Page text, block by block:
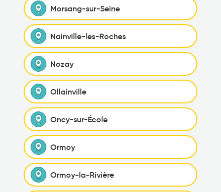
Morsang-sur-Seine
Nainville-les-Roches
Nozay
Ollainville
Oncy-sur-École
Ormoy
Ormoy-la-Rivière